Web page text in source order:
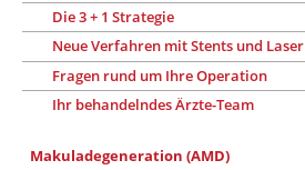
Die 3 + 1 Strategie
Neue Verfahren mit Stents und Laser
Fragen rund um Ihre Operation
Ihr behandelndes Ärzte-Team
Makuladegeneration (AMD)